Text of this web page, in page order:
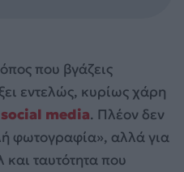
που βγάζεις
εντελώς, κυρίως χάρη
social media. Πλέον δεν
φωτογραφία», αλλά για
και ταυτότητα που